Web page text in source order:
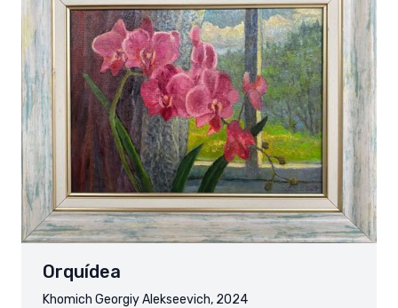
Orquídea
Khomich Georgiy Alekseevich, 2024